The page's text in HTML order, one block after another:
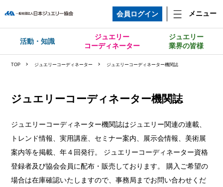
会員ログイン メニュー
活動・知識
ジュエリー
コーディネーター
ジュエリー
業界の皆様
TOP ジュエリーコーディネーター ジュエリーコーディネーター機関誌
ジュエリーコーディネーター機関誌
ジュエリーコーディネーター機関誌はジュエリー関連の連載、
トレンド情報、実用講座、セミナー案内、展示会情報、美術展
案内等を掲載、年４回発行。 ジュエリーコーディネーター資格
登録者及び協会会員に配布・販売しております。 購入ご希望の
場合は在庫確認いたしますので、事務局までお問い合わせくだ